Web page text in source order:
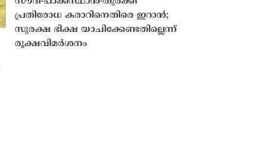
പ്രതിരോധ കരാറിനെതിരെ ഇറാൻ;
സുരക്ഷ ഭിക്ഷ യാചിക്കേണ്ടതില്ലെന്ന്
രൂക്ഷവിമർശനം